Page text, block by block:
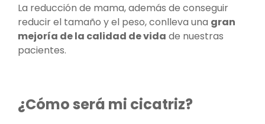
La reducción de mama, además de conseguir
reducir el tamaño y el peso, conlleva una gran
mejoría de la calidad de vida de nuestras
pacientes.
¿Cómo será mi cicatriz?